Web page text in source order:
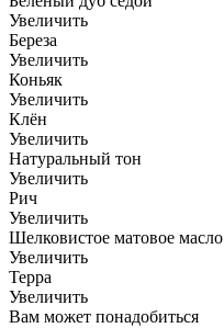
Увеличить
Береза
Увеличить
Коньяк
Увеличить
Клён
Увеличить
Натуральный тон
Увеличить
Рич
Увеличить
Шелковистое матовое масло
Увеличить
Терра
Увеличить
Вам может понадобиться